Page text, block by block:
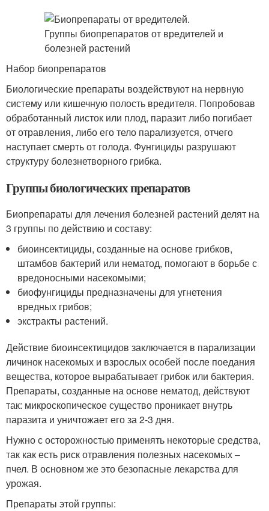
Набор биопрепаратов
Биологические препараты воздействуют на нервную
систему или кишечную полость вредителя. Попробовав
обработанный листок или плод, паразит либо погибает
от отравления, либо его тело парализуется, отчего
наступает смерть от голода. Фунгициды разрушают
структуру болезнетворного грибка.
Группы биологических препаратов
Биопрепараты для лечения болезней растений делят на
3 группы по действию и составу:
биоинсектициды, созданные на основе грибков,
штамбов бактерий или нематод, помогают в борьбе с
вредоносными насекомыми;
биофунгициды предназначены для угнетения
вредных грибов;
экстракты растений.
Действие биоинсектицидов заключается в парализации
личинок насекомых и взрослых особей после поедания
вещества, которое вырабатывает грибок или бактерия.
Препараты, созданные на основе нематод, действуют
так: микроскопическое существо проникает внутрь
паразита и уничтожает его за 2-3 дня.
Нужно с осторожностью применять некоторые средства,
так как есть риск отравления полезных насекомых –
пчел. В основном же это безопасные лекарства для
урожая.
Препараты этой группы: